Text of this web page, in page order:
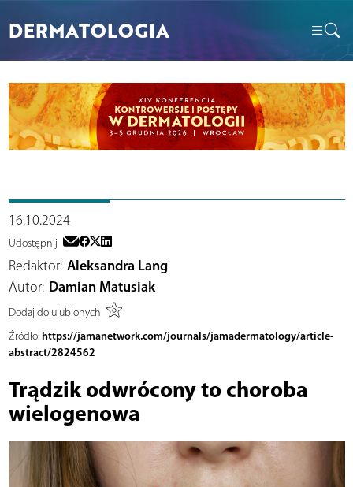
DERMATOLOGIA
16.10.2024
Udostępnij
Redaktor: Aleksandra Lang
Autor: Damian Matusiak
Dodaj do ulubionych
Źródło: https://jamanetwork.com/journals/jamadermatology/article-
abstract/2824562
Trądzik odwrócony to choroba
wielogenowa